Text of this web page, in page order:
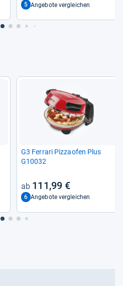
5 Angebote vergleichen
G3 Fer­rari Piz­zao­fen Plus
G10032
111,99 €
6 Angebote vergleichen